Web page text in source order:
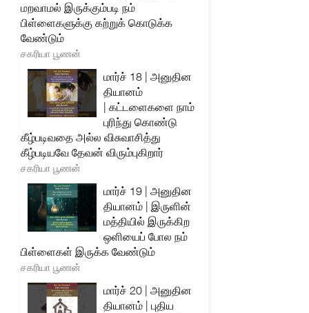
மறவாமல் இருக்கும்படி நம்
பிள்ளைகளுக்கு கற்றுக் கொடுக்க
வேண்டும்
சகரியா பூணன்
மார்ச் 18 | அனுதின
தியானம்
| கட்டளைகளை நாம்
புரிந்து கொண்டு
கீழ்படிவதை அல்ல விசுவாசித்து
கீழ்படியவே தேவன் விரும்புகிறார்
சகரியா பூணன்
மார்ச் 19 | அனுதின
தியானம் | இருளின்
மத்தியில் இருக்கிற
ஒளியைப் போல நம்
பிள்ளைகள் இருக்க வேண்டும்
சகரியா பூணன்
மார்ச் 20 | அனுதின
தியானம் | புதிய